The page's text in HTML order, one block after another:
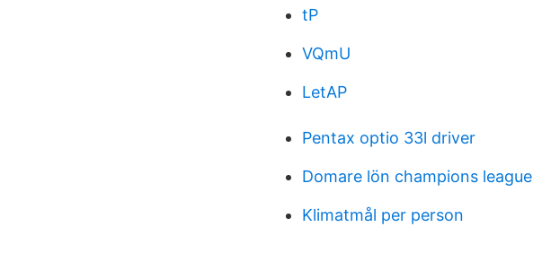
tP
VQmU
LetAP
Pentax optio 33l driver
Domare lön champions league
Klimatmål per person